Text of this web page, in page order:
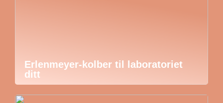
Erlenmeyer-kolber til laboratoriet
ditt